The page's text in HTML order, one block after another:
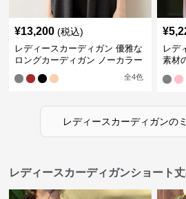
¥13,200 (税込)
レディースカーディガン 優雅な
ロングカーディガン ノーカラー
全4色
¥
レデ
素材
レディースカーディガンの
レディースカーディガンショート